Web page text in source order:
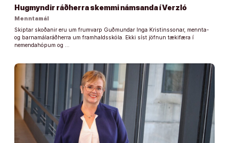
Hugmyndir ráðherra skemmi námsanda í Verzló
Menntamál
Skiptar skoðanir eru um frumvarp Guðmundar Inga Kristinssonar, mennta-
og barnamálaráðherra um framhaldsskóla. Ekki síst jöfnun tækifæra í
nemendahópum og …